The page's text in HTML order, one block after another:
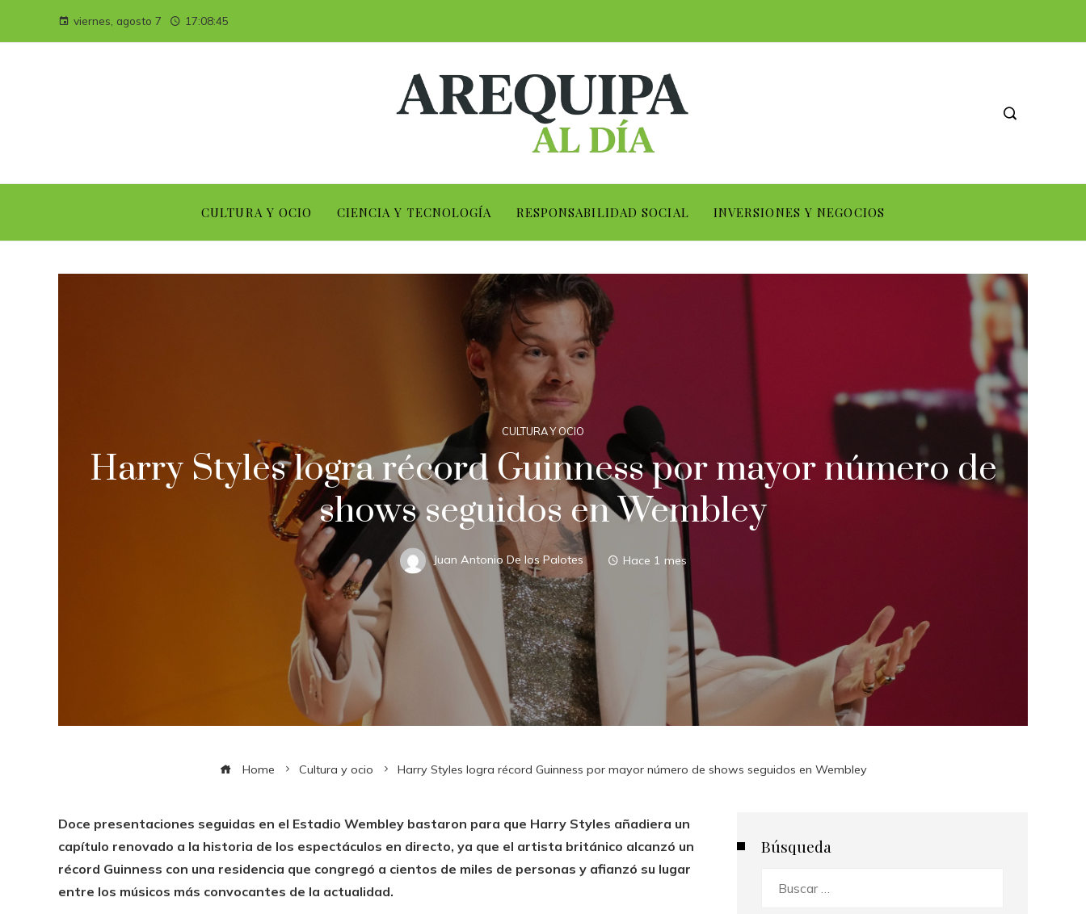
viernes, agosto 7 17:08:46
CULTURA Y OCIO CIENCIA Y TECNOLOGÍA RESPONSABILIDAD SOCIAL INVERSIONES Y NEGOCIOS
CULTURA Y OCIO
Harry Styles logra récord Guinness por mayor número de
shows seguidos en Wembley
Juan Antonio De los Palotes Hace 1 mes
Home Cultura y ocio Harry Styles logra récord Guinness por mayor número de shows seguidos en Wembley
Doce presentaciones seguidas en el Estadio Wembley bastaron para que Harry Styles añadiera un
capítulo renovado a la historia de los espectáculos en directo, ya que el artista británico alcanzó un
récord Guinness con una residencia que congregó a cientos de miles de personas y afianzó su lugar
entre los músicos más convocantes de la actualidad.
Búsqueda